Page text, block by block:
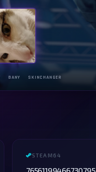
BANY SKINCHANGER
STEAM64